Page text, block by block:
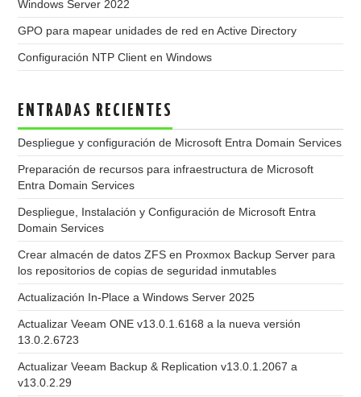
Windows Server 2022
GPO para mapear unidades de red en Active Directory
Configuración NTP Client en Windows
ENTRADAS RECIENTES
Despliegue y configuración de Microsoft Entra Domain Services
Preparación de recursos para infraestructura de Microsoft
Entra Domain Services
Despliegue, Instalación y Configuración de Microsoft Entra
Domain Services
Crear almacén de datos ZFS en Proxmox Backup Server para
los repositorios de copias de seguridad inmutables
Actualización In-Place a Windows Server 2025
Actualizar Veeam ONE v13.0.1.6168 a la nueva versión
13.0.2.6723
Actualizar Veeam Backup & Replication v13.0.1.2067 a
v13.0.2.29